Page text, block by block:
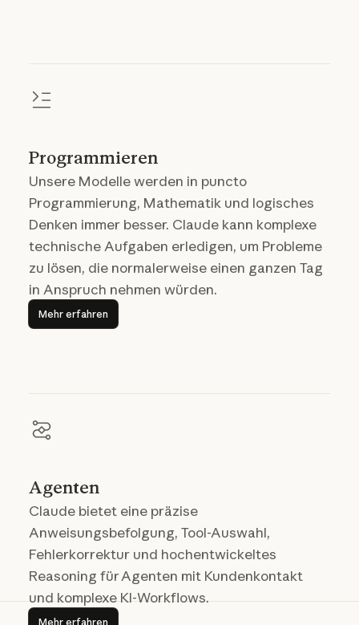
Programmieren
Unsere Modelle werden in puncto
Programmierung, Mathematik und logisches
Denken immer besser. Claude kann komplexe
technische Aufgaben erledigen, um Probleme
zu lösen, die normalerweise einen ganzen Tag
in Anspruch nehmen würden.
Mehr erfahren
Mehr erfahren
Agenten
Claude bietet eine präzise
Anweisungsbefolgung, Tool-Auswahl,
Fehlerkorrektur und hochentwickeltes
Reasoning für Agenten mit Kundenkontakt
und komplexe KI-Workflows.
Mehr erfahren
Mehr erfahren